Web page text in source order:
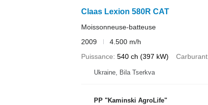
Claas Lexion 580R CAT
Moissonneuse-batteuse
2009
4.500 m/h
Puissance 540 ch (397 kW) Carburant
Ukraine, Bila Tserkva
PP "Kaminski AgroLife"